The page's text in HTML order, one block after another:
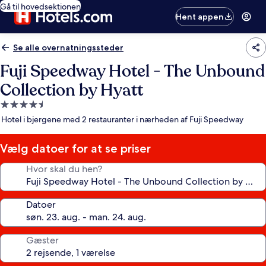
Gå til hovedsektionen
Hent appen
Se alle overnatningssteder
Fuji Speedway Hotel - The Unbound
Collection by Hyatt
4.5-
stjernet
Hotel i bjergene med 2 restauranter i nærheden af Fuji Speedway
Vælg datoer for at se priser
Hvor skal du hen?
Datoer
Gæster